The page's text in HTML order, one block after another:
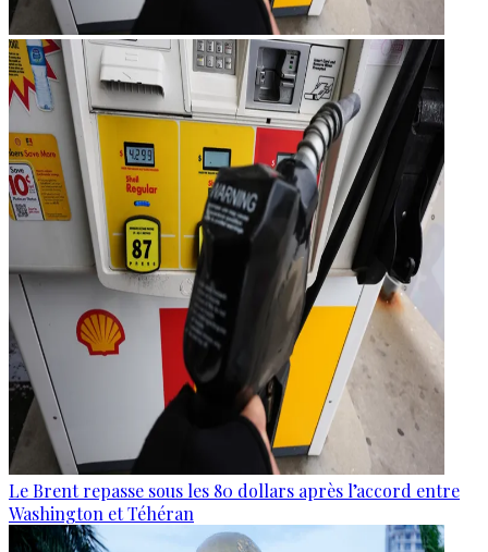
Le Brent repasse sous les 80 dollars après l’accord entre
Washington et Téhéran